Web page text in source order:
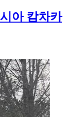
아 캄차카